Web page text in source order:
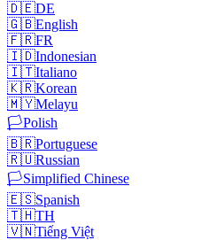
🇩🇪DE
🇬🇧English
🇫🇷FR
🇮🇩Indonesian
🇮🇹Italiano
🇰🇷Korean
🇲🇾Melayu
🏳️Polish
🇧🇷Portuguese
🇷🇺Russian
🏳️Simplified Chinese
🇪🇸Spanish
🇹🇭TH
🇻🇳Tiếng Việt